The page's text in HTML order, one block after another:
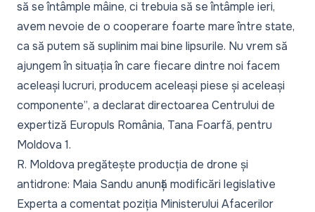
să se întâmple mâine, ci trebuia să se întâmple ieri,
avem nevoie de o cooperare foarte mare între state,
ca să putem să suplinim mai bine lipsurile. Nu vrem să
ajungem în situația în care fiecare dintre noi facem
aceleași lucruri, producem aceleași piese și aceleași
componente”, a declarat directoarea Centrului de
expertiză Europuls România, Tana Foarfă, pentru
Moldova 1.
R. Moldova pregătește producția de drone și
antidrone: Maia Sandu anunță modificări legislative
Experta a comentatpoziția Ministerului Afacerilor